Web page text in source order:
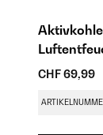
CHF 69,99